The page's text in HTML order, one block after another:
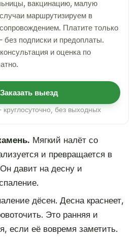
вакцинацию, малую
маршрутизируем в
Платите только
подписки и предоплаты.
и оценка по
Заказать выезд
без выходных
Мягкий налёт со
и превращается в
давит на десну и
дёсен. Десна краснеет,
Это ранняя и
если её вовремя заметить.